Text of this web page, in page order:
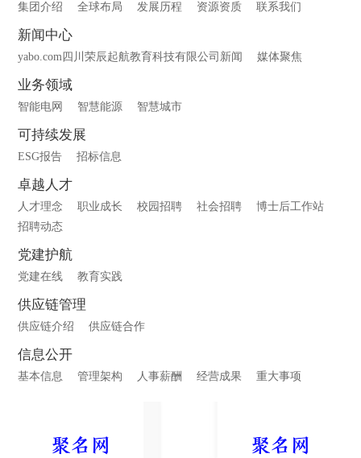
集团介绍 全球布局 发展历程 资源资质 联系我们
新闻中心
yabo.com四川荣辰起航教育科技有限公司新闻 媒体聚焦
业务领域
智能电网 智慧能源 智慧城市
可持续发展
ESG报告 招标信息
卓越人才
人才理念 职业成长 校园招聘 社会招聘
博士后工作站
招聘动态
党建护航
党建在线 教育实践
供应链管理
供应链介绍 供应链合作
信息公开
基本信息 管理架构 人事薪酬 经营成果 重大事项